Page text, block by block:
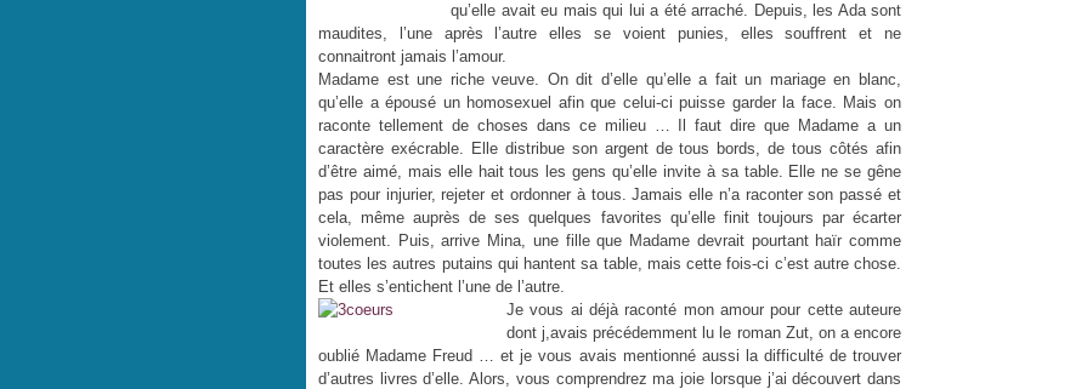
qu’elle avait eu mais qui lui a été arraché. Depuis, les Ada sont
maudites, l’une après l’autre elles se voient punies, elles souffrent et ne
connaitront jamais l’amour.
Madame est une riche veuve. On dit d’elle qu’elle a fait un mariage en blanc,
qu’elle a épousé un homosexuel afin que celui-ci puisse garder la face. Mais on
raconte tellement de choses dans ce milieu … Il faut dire que Madame a un
caractère exécrable. Elle distribue son argent de tous bords, de tous côtés afin
d’être aimé, mais elle hait tous les gens qu’elle invite à sa table. Elle ne se gêne
pas pour injurier, rejeter et ordonner à tous. Jamais elle n’a raconter son passé et
cela, même auprès de ses quelques favorites qu’elle finit toujours par écarter
violement. Puis, arrive Mina, une fille que Madame devrait pourtant haïr comme
toutes les autres putains qui hantent sa table, mais cette fois-ci c’est autre chose.
Et elles s’entichent l’une de l’autre.
Je vous ai déjà raconté mon amour pour cette auteure
dont j,avais précédemment lu le roman Zut, on a encore
oublié Madame Freud … et je vous avais mentionné aussi la difficulté de trouver
d’autres livres d’elle. Alors, vous comprendrez ma joie lorsque j’ai découvert dans